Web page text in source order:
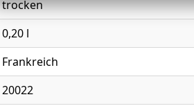
trocken
0,20 l
Frankreich
20022